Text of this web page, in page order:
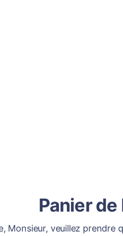
Panier de
Monsieur, veuillez prendre